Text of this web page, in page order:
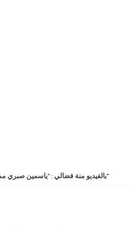
بالفيديو منة فضالي : “ياسمين صبري ممثلة ضعيفة وبتشتري الشهرة”